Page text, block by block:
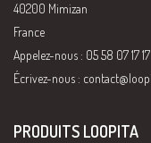
40200 Mimizan
France
Appelez-nous : 05 58 07 17 17
Écrivez-nous :
PRODUITS LOOPITA